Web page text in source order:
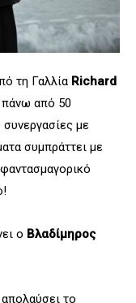
τη Γαλλία Richard
πάνω από 50
με
συμπράττει με
ο Βλαδίμηρος
το